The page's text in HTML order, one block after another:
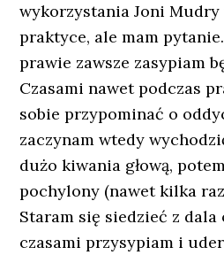
wykorzystania Joni Mudry
praktyce, ale mam
prawie zawsze zasypiam
Czasami nawet podczas
sobie przypominać o
zaczynam wtedy
dużo kiwania głową,
pochylony (nawet kilka
Staram się siedzieć z dala
czasami przysypiam i